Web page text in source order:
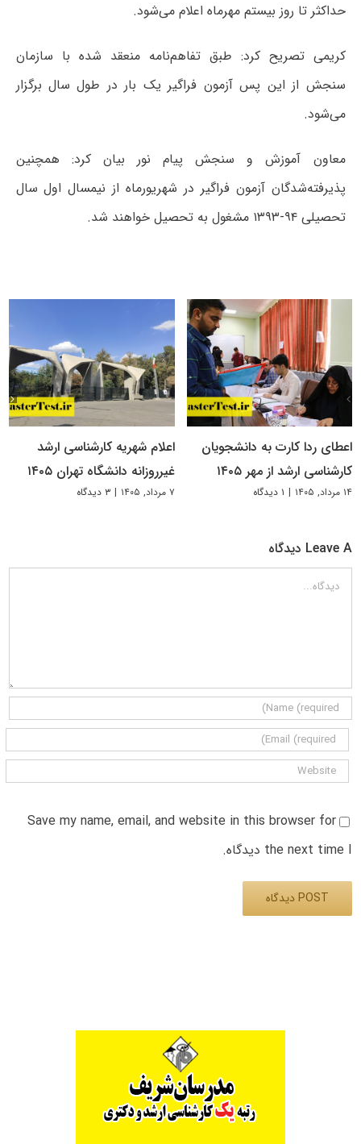
حداکثر تا روز بیستم مهرماه اعلام می‌شود.
کریمی تصریح کرد: طبق تفاهم‌نامه منعقد شده با سازمان
سنجش از این پس آزمون فراگیر یک بار در طول سال برگزار
می‌شود.
معاون آموزش و سنجش پیام نور بیان کرد: همچنین
پذیرفته‌شدگان آزمون فراگیر در شهریورماه از نیمسال اول سال
تحصیلی ۹۴-۱۳۹۳ مشغول به تحصیل خواهند شد.
اعطای ردا کارت به دانشجویان
کارشناسی ارشد از مهر ۱۴۰۵
۱۴ مرداد, ۱۴۰۵ | ۱ دیدگاه
اعلام شهریه کارشناسی ارشد
غیرروزانه دانشگاه تهران ۱۴۰۵
۷ مرداد, ۱۴۰۵ | ۳ دیدگاه
Leave A دیدگاه
دیدگاه
Save my name, email, and website in this browser for
the next time I دیدگاه.